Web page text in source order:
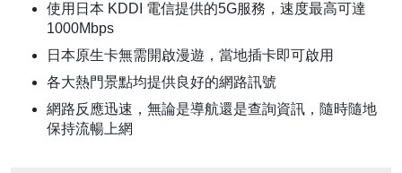
使用日本 KDDI 電信提供的5G服務，速度最高可達
1000Mbps
日本原生卡無需開啟漫遊，當地插卡即可啟用
各大熱門景點均提供良好的網路訊號
網路反應迅速，無論是導航還是查詢資訊，隨時隨地
保持流暢上網